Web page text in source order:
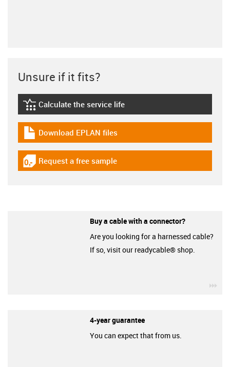
Unsure if it fits?
igus-icon-lebensdauerrechner
Calculate the service life
igus-icon-download-plan
Download EPLAN files
igus-icon-gratismuster
Request a free sample
Buy a cable with a connector?
Are you looking for a harnessed cable?
If so, visit our readycable® shop.
4-year guarantee
You can expect that from us.